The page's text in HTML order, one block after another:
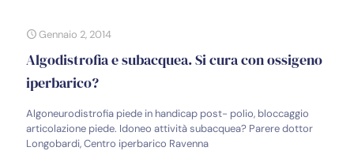
Gennaio 2, 2014
Algodistrofia e subacquea. Si cura con ossigeno
iperbarico?
Algoneurodistrofia piede in handicap post- polio, bloccaggio
articolazione piede. Idoneo attività subacquea? Parere dottor
Longobardi, Centro iperbarico Ravenna